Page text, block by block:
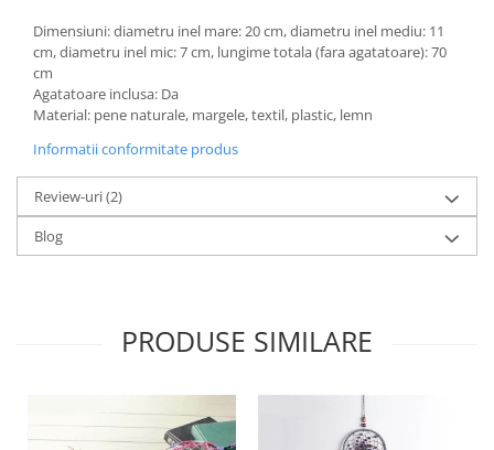
Dimensiuni: diametru inel mare: 20 cm, diametru inel mediu: 11
cm, diametru inel mic: 7 cm, lungime totala (fara agatatoare): 70
cm
Agatatoare inclusa: Da
Material: pene naturale, margele, textil, plastic, lemn
Informatii conformitate produs
Review-uri(2)
Blog
PRODUSE SIMILARE